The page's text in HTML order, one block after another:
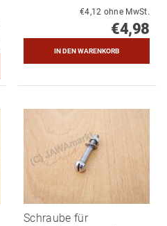
€4,12 ohne MwSt.
€4,98
Schraube für